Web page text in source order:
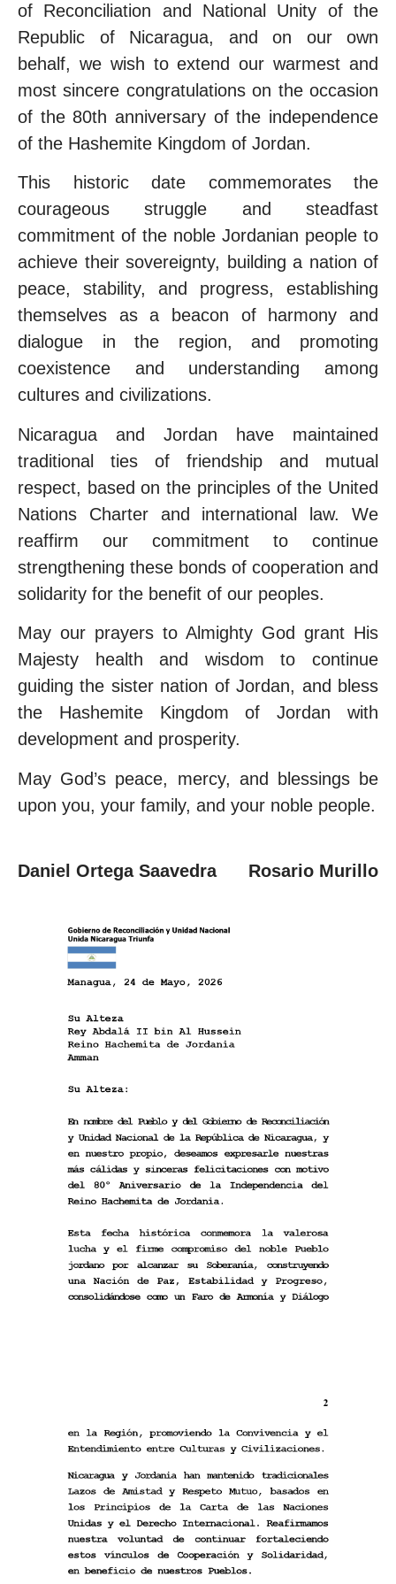
of Reconciliation and National Unity of the
Republic of Nicaragua, and on our own
behalf, we wish to extend our warmest and
most sincere congratulations on the occasion
of the 80th anniversary of the independence
of the Hashemite Kingdom of Jordan.
This historic date commemorates the
courageous struggle and steadfast
commitment of the noble Jordanian people to
achieve their sovereignty, building a nation of
peace, stability, and progress, establishing
themselves as a beacon of harmony and
dialogue in the region, and promoting
coexistence and understanding among
cultures and civilizations.
Nicaragua and Jordan have maintained
traditional ties of friendship and mutual
respect, based on the principles of the United
Nations Charter and international law. We
reaffirm our commitment to continue
strengthening these bonds of cooperation and
solidarity for the benefit of our peoples.
May our prayers to Almighty God grant His
Majesty health and wisdom to continue
guiding the sister nation of Jordan, and bless
the Hashemite Kingdom of Jordan with
development and prosperity.
May God’s peace, mercy, and blessings be
upon you, your family, and your noble people.
Daniel Ortega Saavedra Rosario Murillo